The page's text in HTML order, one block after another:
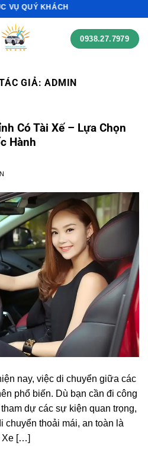
0938.27.7979
GIẢ:ADMIN
Có Tài Xế – Lựa Chọn
Hành
nay, việc di chuyển giữa các
phổ biến. Dù bạn cần đi công
dự các sự kiện quan trọng,
chuyển thoải mái, an toàn là
Xe […]